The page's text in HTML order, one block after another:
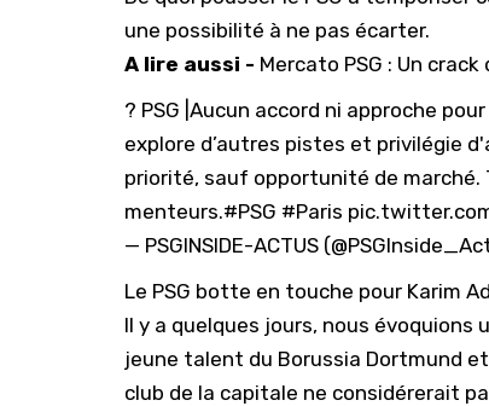
une possibilité à ne pas écarter.
A lire aussi - Mercato PSG : Un
? PSG |Aucun accord ni approche pour
explore d’autres pistes et privilégie
priorité, sauf opportunité de
menteurs.#PSG #Paris
— PSGINSIDE-ACTUS
Le PSG botte en touche pour Karim
Il y a quelques jours, nous évoquions
jeune talent du Borussia Dortmund
club de la capitale ne considérerait